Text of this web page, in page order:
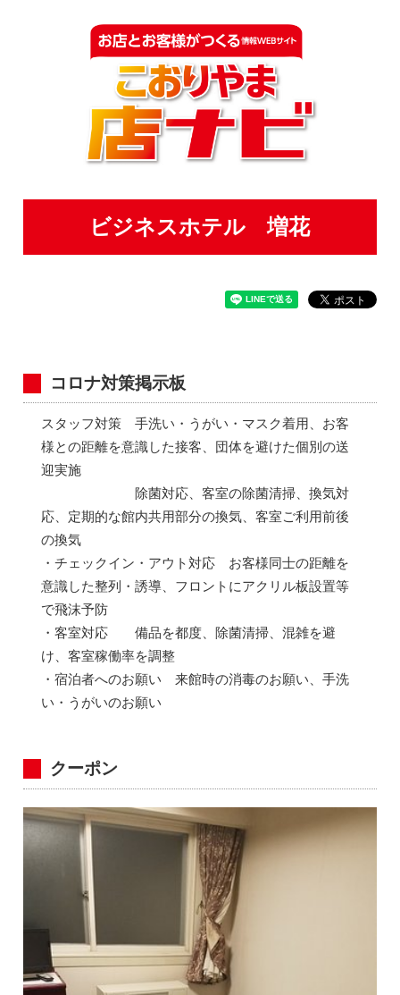
ビジネスホテル 増花
コロナ対策掲示板
スタッフ対策 手洗い・うがい・マスク着用、お客
様との距離を意識した接客、団体を避けた個別の送
迎実施
除菌対応、客室の除菌清掃、換気対
応、定期的な館内共用部分の換気、客室ご利用前後
の換気
・チェックイン・アウト対応 お客様同士の距離を
意識した整列・誘導、フロントにアクリル板設置等
で飛沫予防
・客室対応 備品を都度、除菌清掃、混雑を避
け、客室稼働率を調整
・宿泊者へのお願い 来館時の消毒のお願い、手洗
い・うがいのお願い
クーポン